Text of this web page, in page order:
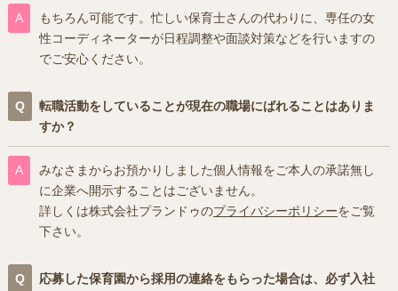
もちろん可能です。忙しい保育士さんの代わりに、専任の女
性コーディネーターが日程調整や面談対策などを行いますの
でご安心ください。
転職活動をしていることが現在の職場にばれることはありま
すか？
みなさまからお預かりしました個人情報をご本人の承諾無し
に企業へ開示することはございません。
詳しくは株式会社プランドゥのプライバシーポリシーをご覧
下さい。
応募した保育園から採用の連絡をもらった場合は、必ず入社